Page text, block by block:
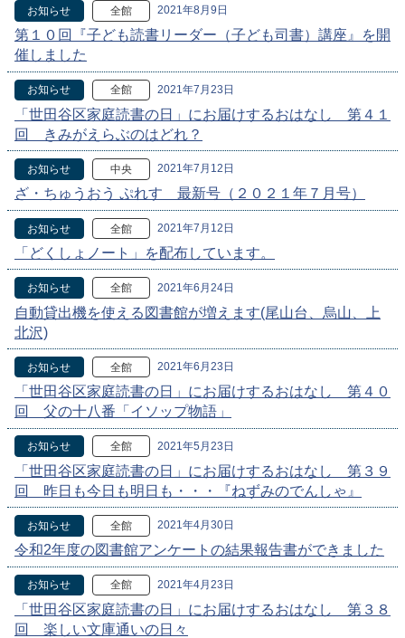
お知らせ 全館 2021年8月9日
第１０回『子ども読書リーダー（子ども司書）講座』を開
催しました
お知らせ 全館 2021年7月23日
「世田谷区家庭読書の日」にお届けするおはなし 第４１
回 きみがえらぶのはどれ？
お知らせ 中央 2021年7月12日
ざ・ちゅうおう ぷれす 最新号（２０２１年７月号）
お知らせ 全館 2021年7月12日
「どくしょノート」を配布しています。
お知らせ 全館 2021年6月24日
自動貸出機を使える図書館が増えます(尾山台、烏山、上
北沢)
お知らせ 全館 2021年6月23日
「世田谷区家庭読書の日」にお届けするおはなし 第４０
回 父の十八番「イソップ物語」
お知らせ 全館 2021年5月23日
「世田谷区家庭読書の日」にお届けするおはなし 第３９
回 昨日も今日も明日も・・・『ねずみのでんしゃ』
お知らせ 全館 2021年4月30日
令和2年度の図書館アンケートの結果報告書ができました
お知らせ 全館 2021年4月23日
「世田谷区家庭読書の日」にお届けするおはなし 第３８
回 楽しい文庫通いの日々